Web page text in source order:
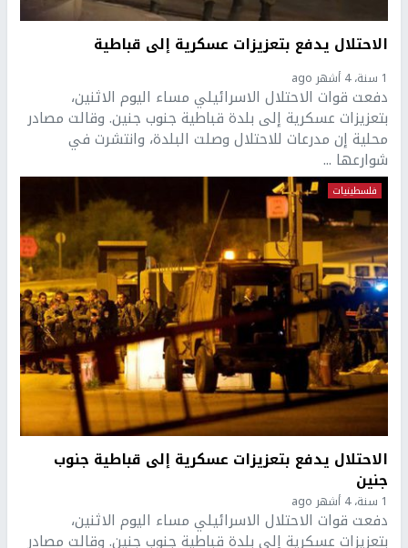
الاحتلال يدفع بتعزيزات عسكرية إلى قباطية
1 سنة، 4 أشهر ago
دفعت قوات الاحتلال الاسرائيلي مساء اليوم الاثنين،
بتعزيزات عسكرية إلى بلدة قباطية جنوب جنين. وقالت مصادر
محلية إن مدرعات للاحتلال وصلت البلدة، وانتشرت في
شوارعها ...
فلسطينيات
الاحتلال يدفع بتعزيزات عسكرية إلى قباطية جنوب
جنين
1 سنة، 4 أشهر ago
دفعت قوات الاحتلال الاسرائيلي مساء اليوم الاثنين،
بتعزيزات عسكرية إلى بلدة قباطية جنوب جنين. وقالت مصادر